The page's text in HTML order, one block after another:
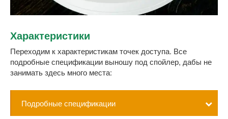
Характеристики
Переходим к характеристикам точек доступа. Все
подробные спецификации выношу под спойлер, дабы не
занимать здесь много места:
Подробные спецификации